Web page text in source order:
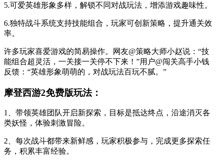
5.可爱英雄形象多样，解锁不同对战玩法，增添游戏趣味性。
6.独特战斗系统支持技能组合，玩家可创新策略，提升通关效
率。
许多玩家喜爱游戏的简易操作。网友@策略大师小赵说：“技
能组合超灵活，一关接一关停不下来！”用户@闯关高手小钱
反馈：“英雄形象萌萌的，对战玩法百玩不腻。”
摩登西游2免费版玩法：
1、带领英雄团队开启新探索，目标是抵达终点，沿途消灭各
类妖怪，体验刺激冒险。
2、每次战斗都带来新鲜感，玩家积极参与，完成更多探索任
务，积累丰富经验。